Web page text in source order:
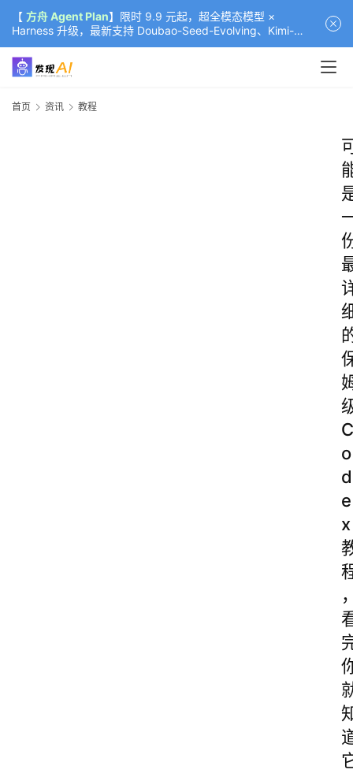
【 方舟 Agent Plan】限时 9.9 元起，超全模态模型 ×
Harness 升级，最新支持 Doubao-Seed-Evolving、Kimi-
K3（部分）、GLM-5.2
首页 资讯 教程
C
o
d
e
x